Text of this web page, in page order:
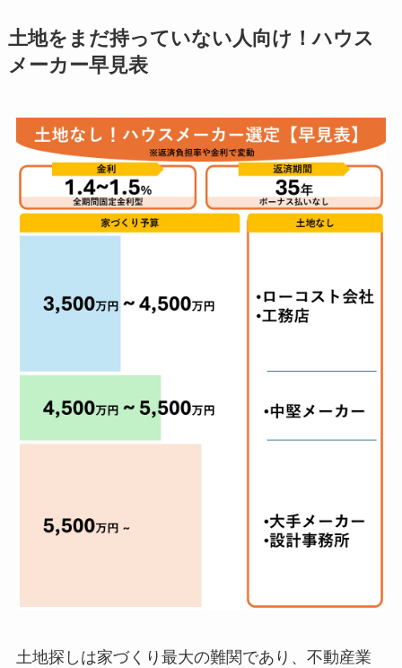
土地をまだ持っていない人向け！ハウス
メーカー早見表
土地探しは家づくり最大の難関であり、不動産業